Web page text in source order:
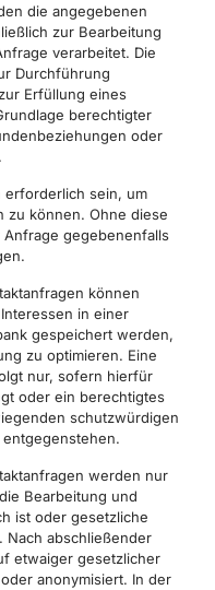
die angegebenen
zur Bearbeitung
verarbeitet. Die
Durchführung
Erfüllung eines
berechtigter
oder
erforderlich sein, um
zu können. Ohne diese
gegebenenfalls
können
in einer
gespeichert werden,
zu optimieren. Eine
nur, sofern hierfür
oder ein berechtigtes
schutzwürdigen
werden nur
Bearbeitung und
ist oder gesetzliche
abschließender
etwaiger gesetzlicher
anonymisiert. In der